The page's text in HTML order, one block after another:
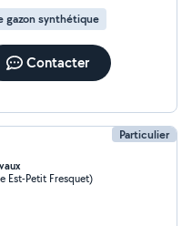
gazon synthétique
Contacter
Particulier
Est-Petit Fresquet)